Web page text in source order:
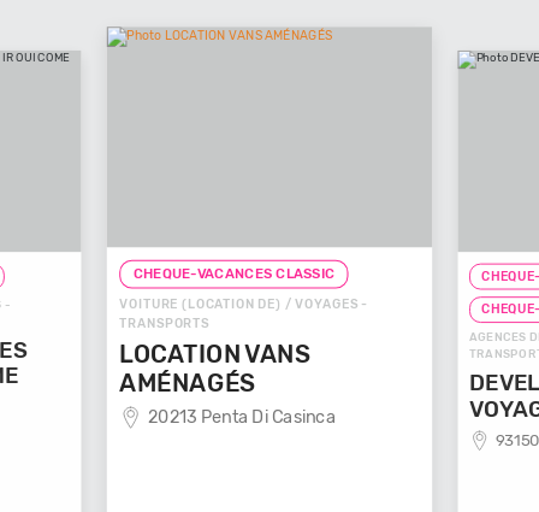
-
CHEQUE-VACANCES CLASSIC
VOITURE (LOCATION DE) / VOYAGES -
TRANSPORTS
LOCATION VANS
AMÉNAGÉS
20213 Penta Di Casinca
AGENCES